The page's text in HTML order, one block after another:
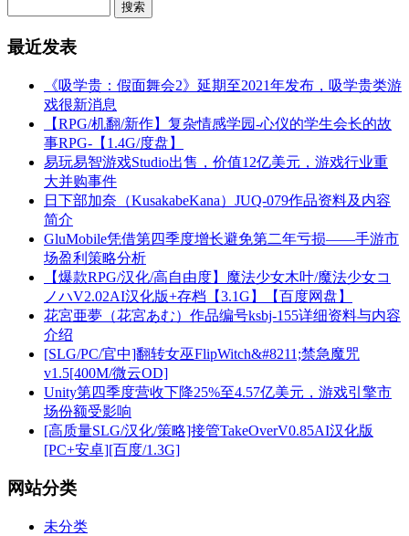
最近发表
《吸学贵：假面舞会2》延期至2021年发布，吸学贵类游
戏很新消息
【RPG/机翻/新作】复杂情感学园-心仪的学生会长的故
事RPG-【1.4G/度盘】
易玩易智游戏Studio出售，价值12亿美元，游戏行业重
大并购事件
日下部加奈（KusakabeKana）JUQ-079作品资料及内容
简介
GluMobile凭借第四季度增长避免第二年亏损——手游市
场盈利策略分析
【爆款RPG/汉化/高自由度】魔法少女木叶/魔法少女コ
ノハV2.02AI汉化版+存档【3.1G】【百度网盘】
花宮亜夢（花宮あむ）作品编号ksbj-155详细资料与内容
介绍
[SLG/PC/官中]翻转女巫FlipWitch&#8211;禁急魔咒
v1.5[400M/微云OD]
Unity第四季度营收下降25%至4.57亿美元，游戏引擎市
场份额受影响
[高质量SLG/汉化/策略]接管TakeOverV0.85AI汉化版
[PC+安卓][百度/1.3G]
网站分类
未分类